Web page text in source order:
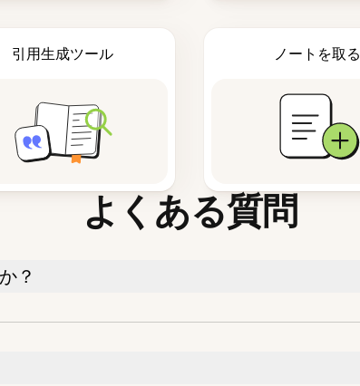
引用生成ツール ノートを取る
よくある質問
？